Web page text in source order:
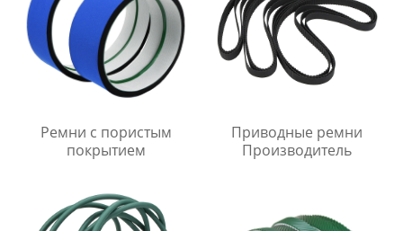
Ремни с пористым
покрытием
Приводные ремни
Производитель